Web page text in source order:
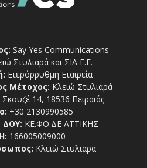
Say Yes Communications
Στυλιαρά και ΣΙΑ Ε.Ε.
Ετερόρρυθμη Εταιρεία
Μέτοχος: Κλειώ Στυλιαρά
Σκουζέ 14, 18536 Πειραιάς
+30 2130990585
ΔΟΥ: ΚΕ.ΦΟ.ΔΕ ΑΤΤΙΚΗΣ
166005009000
Κλειώ Στυλιαρά